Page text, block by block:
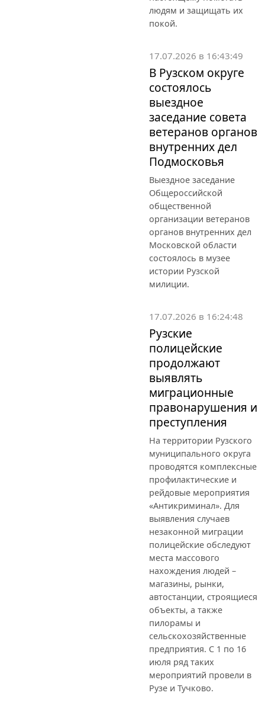
людям и защищать их
покой.
17.07.2026 в 16:43:49
В Рузском округе
состоялось
выездное
заседание совета
ветеранов органов
внутренних дел
Подмосковья
Выездное заседание
Общероссийской
общественной
организации ветеранов
органов внутренних дел
Московской области
состоялось в музее
истории Рузской
милиции.
17.07.2026 в 16:24:48
Рузские
полицейские
продолжают
выявлять
миграционные
правонарушения и
преступления
На территории Рузского
муниципального округа
проводятся комплексные
профилактические и
рейдовые мероприятия
«Антикриминал». Для
выявления случаев
незаконной миграции
полицейские обследуют
места массового
нахождения людей –
магазины, рынки,
автостанции, строящиеся
объекты, а также
пилорамы и
сельскохозяйственные
предприятия. С 1 по 16
июля ряд таких
мероприятий провели в
Рузе и Тучково.